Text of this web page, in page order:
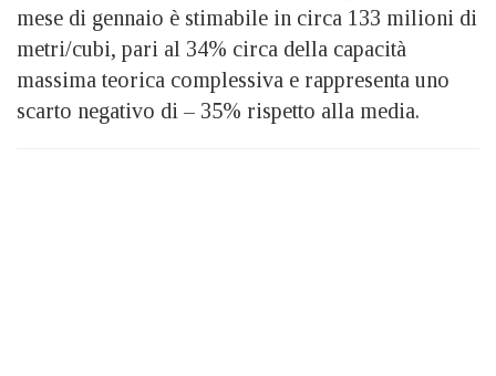
mese di gennaio è stimabile in circa 133 milioni di
metri/cubi, pari al 34% circa della capacità
massima teorica complessiva e rappresenta uno
scarto negativo di – 35% rispetto alla media.